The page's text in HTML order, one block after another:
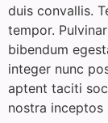
duis convallis.
tempor.
bibendum
integer nunc
aptent taciti
nostra inceptos